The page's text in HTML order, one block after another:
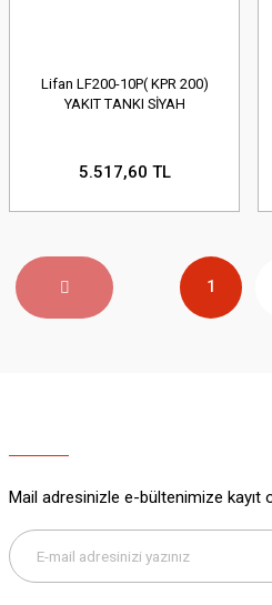
Lifan LF200-10P( KPR 200)
YAKIT TANKI SİYAH
5.517,60 TL
1
Mail adresinizle e-bültenimize kayıt